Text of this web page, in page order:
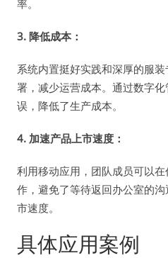
率。
3. 降低成本：
系统内置挺好实践和深厚的服
署，减少运营成本。通过数字
误，降低了生产成本。
4. 加速产品上市速度：
利用移动应用，团队成员可以
作，避免了等待返回办公室的
市速度。
具体应用案例